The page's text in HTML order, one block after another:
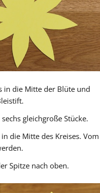
in die Mitte der Blüte und
gleichgroße Stücke.
die Mitte des Kreises. Vom
Spitze nach oben.